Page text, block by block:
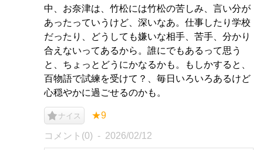
中、お奈津は、竹松には竹松の苦しみ、言い分が
あったっていうけど、深いなあ。仕事したり学校
だったり、どうしても嫌いな相手、苦手、分かり
合えないってあるから。誰にでもあるって思う
と、ちょっとどうにかなるかも。もしかすると、
百物語で試練を受けて？、毎日いろいろあるけど
心穏やかに過ごせるのかも。
ナイス ★9
コメント(0) 2026/02/12